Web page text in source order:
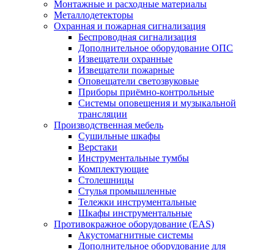
Монтажные и расходные материалы
Металлодетекторы
Охранная и пожарная сигнализация
Беспроводная сигнализация
Дополнительное оборудование ОПС
Извещатели охранные
Извещатели пожарные
Оповещатели светозвуковые
Приборы приёмно-контрольные
Системы оповещения и музыкальной
трансляции
Производственная мебель
Cушильные шкафы
Верстаки
Инструментальные тумбы
Комплектующие
Столешницы
Стулья промышленные
Тележки инструментальные
Шкафы инструментальные
Противокражное оборудование (EAS)
Акустомагнитные системы
Дополнительное оборудование для